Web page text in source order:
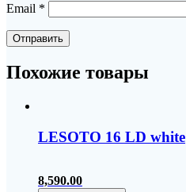
Email *
Похожие товары
LESOTO 16 LD white
8,590.00